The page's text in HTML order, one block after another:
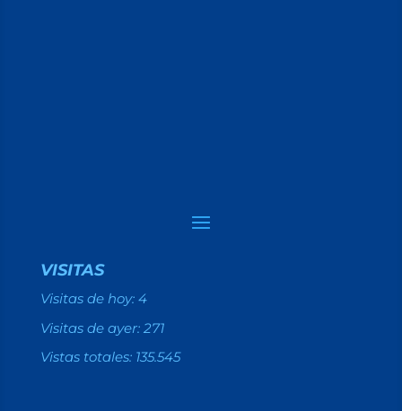
VISITAS
Visitas de hoy: 4
Visitas de ayer: 271
Vistas totales: 135.545